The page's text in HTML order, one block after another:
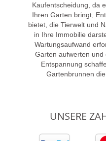
Kaufentscheidung, da
Ihren Garten bringt,
bietet, die Tierwelt und
in Ihre Immobilie
Wartungsaufwand
Garten aufwerten
Entspannung
Gartenbrunnen
UNSERE